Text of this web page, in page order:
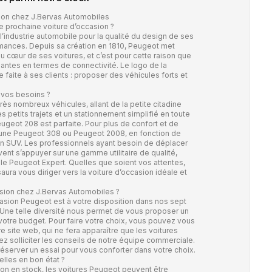
chez J.Bervas Automobiles
voiture d’occasion ?
automobile pour la qualité du design de ses
Depuis sa création en 1810, Peugeot met
cœur de ses voitures, et c’est pour cette raison que
en termes de connectivité. Le logo de la
faite à ses clients : proposer des véhicules forts et
besoins ?
nombreux véhicules, allant de la petite citadine
petits trajets et un stationnement simplifié en toute
208 est parfaite. Pour plus de confort et de
Peugeot 308 ou Peugeot 2008, en fonction de
SUV. Les professionnels ayant besoin de déplacer
s’appuyer sur une gamme utilitaire de qualité,
Peugeot Expert. Quelles que soient vos attentes,
vous diriger vers la voiture d’occasion idéale et
chez J.Bervas Automobiles ?
Peugeot est à votre disposition dans nos sept
telle diversité nous permet de vous proposer un
budget. Pour faire votre choix, vous pouvez vous
site web, qui ne fera apparaître que les voitures
solliciter les conseils de notre équipe commerciale.
un essai pour vous conforter dans votre choix.
en bon état ?
en stock, les voitures Peugeot peuvent être